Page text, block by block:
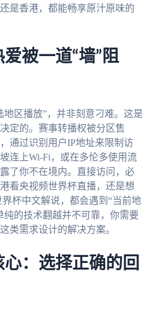
是香港，都能畅享原汁原味的
被一道“墙”阻
地区播放”，并非刻意刁难。这是
定的。赛事转播权被分区售
通过识别用户IP地址来限制访
连上Wi-Fi，或在多伦多使用流
了你不在境内。直接访问，必
看央视频世界杯直播，还是想
杯中文解说，都会遇到“当前地
纯的技术翻越并不可靠，你需要
类需求设计的解决方案。
：选择正确的回